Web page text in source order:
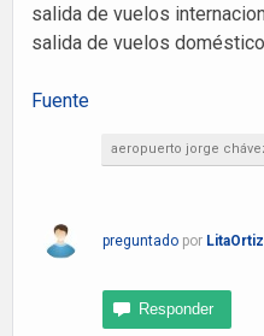
salida de vuelos
salida de vuelos
Fuente
aeropuerto jorge
preguntado por LitaOrtiz